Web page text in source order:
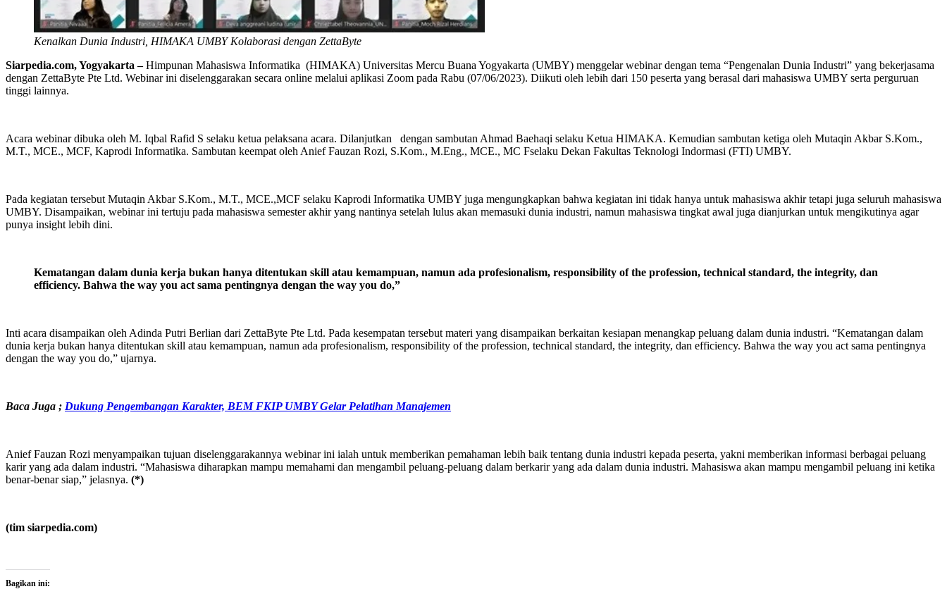
Kenalkan Dunia Industri, HIMAKA UMBY Kolaborasi dengan ZettaByte
Siarpedia.com, Yogyakarta –Himpunan Mahasiswa Informatika (HIMAKA) Universitas Mercu Buana Yogyakarta (UMBY) menggelar webinar dengan tema “Pengenalan Dunia Industri” yang bekerjasama
dengan ZettaByte Pte Ltd. Webinar ini diselenggarakan secara online melalui aplikasi Zoom pada Rabu (07/06/2023). Diikuti oleh lebih dari 150 peserta yang berasal dari mahasiswa UMBY serta perguruan
tinggi lainnya.
Acara webinar dibuka oleh M. Iqbal Rafid S selaku ketua pelaksana acara. Dilanjutkan dengan sambutan Ahmad Baehaqi selaku Ketua HIMAKA. Kemudian sambutan ketiga oleh Mutaqin Akbar S.Kom.,
M.T., MCE., MCF, Kaprodi Informatika. Sambutan keempat oleh Anief Fauzan Rozi, S.Kom., M.Eng., MCE., MC Fselaku Dekan Fakultas Teknologi Indormasi (FTI) UMBY.
Pada kegiatan tersebut Mutaqin Akbar S.Kom., M.T., MCE.,MCF selaku Kaprodi Informatika UMBY juga mengungkapkan bahwa kegiatan ini tidak hanya untuk mahasiswa akhir tetapi juga seluruh mahasiswa
UMBY. Disampaikan, webinar ini tertuju pada mahasiswa semester akhir yang nantinya setelah lulus akan memasuki dunia industri, namun mahasiswa tingkat awal juga dianjurkan untuk mengikutinya agar
punya insight lebih dini.
Kematangan dalam dunia kerja bukan hanya ditentukan skill atau kemampuan, namun ada profesionalism, responsibility of the profession, technical standard, the integrity, dan
efficiency. Bahwa the way you act sama pentingnya dengan the way you do,”
Inti acara disampaikan oleh Adinda Putri Berlian dari ZettaByte Pte Ltd. Pada kesempatan tersebut materi yang disampaikan berkaitan kesiapan menangkap peluang dalam dunia industri. “Kematangan dalam
dunia kerja bukan hanya ditentukan skill atau kemampuan, namun ada profesionalism, responsibility of the profession, technical standard, the integrity, dan efficiency. Bahwa the way you act sama pentingnya
dengan the way you do,” ujarnya.
Baca Juga ; Dukung Pengembangan Karakter, BEM FKIP UMBY Gelar Pelatihan Manajemen
Anief Fauzan Rozi menyampaikan tujuan diselenggarakannya webinar ini ialah untuk memberikan pemahaman lebih baik tentang dunia industri kepada peserta, yakni memberikan informasi berbagai peluang
karir yang ada dalam industri. “Mahasiswa diharapkan mampu memahami dan mengambil peluang-peluang dalam berkarir yang ada dalam dunia industri. Mahasiswa akan mampu mengambil peluang ini ketika
benar-benar siap,” jelasnya. (*)
(tim siarpedia.com)
Bagikan ini: